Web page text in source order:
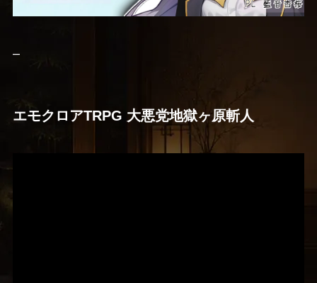
–
エモクロアTRPG 大悪党地獄ヶ原斬人